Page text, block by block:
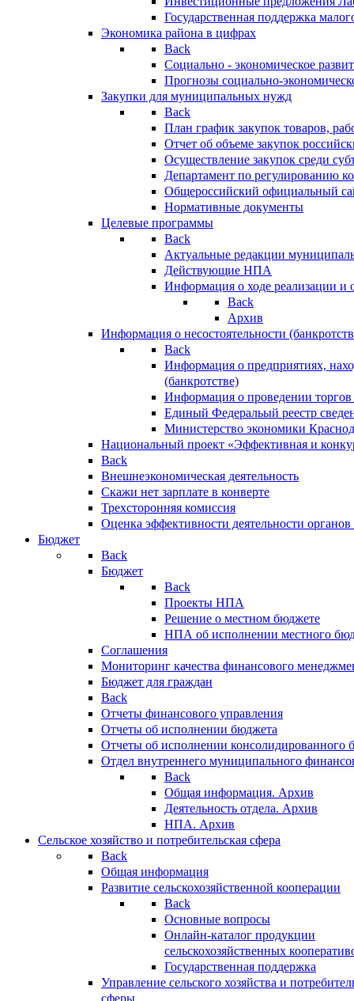
Государственная поддержка
Экономика района в цифрах
Back
Социально - экономическое
Прогнозы социально-
Закупки для муниципальных нужд
Back
План график закупок товаров,
Отчет об объеме закупок
Осуществление закупок среди
Департамент по регулированию
Общероссийский официальный
Нормативные документы
Целевые программы
Back
Актуальные редакции
Действующие НПА
Информация о ходе реализации
Back
Архив
Информация о несостоятельности
Back
Информация о предприятиях,
(банкротстве)
Информация о проведении
Единый Федеральый реестр
Министерство экономики
Национальный проект «Эффективная и
Back
Внешнеэкономическая деятельность
Скажи нет зарплате в конверте
Трехсторонняя комиссия
Оценка эффективности деятельности
Бюджет
Back
Бюджет
Back
Проекты НПА
Решение о местном бюджете
НПА об исполнении местного
Соглашения
Мониторинг качества финансового
Бюджет для граждан
Back
Отчеты финансового управления
Отчеты об исполнении бюджета
Отчеты об исполнении консолидированного
Отдел внутреннего муниципального
Back
Общая информация. Архив
Деятельность отдела. Архив
НПА. Архив
Сельское хозяйство и потребительская сфера
Back
Общая информация
Развитие сельскохозяйственной кооперации
Back
Основные вопросы
Онлайн-каталог продукции
сельскохозяйственных
Государственная поддержка
Управление сельского хозяйства и
сферы